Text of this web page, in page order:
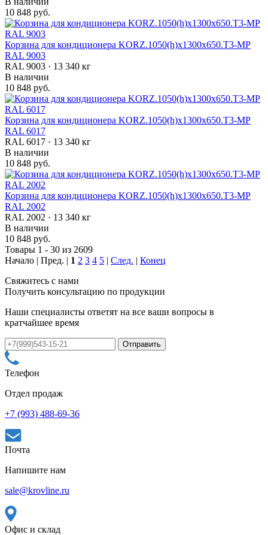
10 848 руб.
Корзина для кондиционера KORZ.1050(h)x1300x650.T3-MP
RAL 9003
RAL 9003 · 13 340 кг
В наличии
10 848 руб.
Корзина для кондиционера KORZ.1050(h)x1300x650.T3-MP
RAL 6017
RAL 6017 · 13 340 кг
В наличии
10 848 руб.
Корзина для кондиционера KORZ.1050(h)x1300x650.T3-MP
RAL 2002
RAL 2002 · 13 340 кг
В наличии
10 848 руб.
Товары 1 - 30 из 2609
Начало | Пред. | 1 2 3 4 5 | След. | Конец
Свяжитесь с нами
Получить консультацию по продукции
Наши специалисты ответят на все ваши вопросы в
кратчайшее время
Телефон
Отдел продаж
+7 (993) 488-69-36
Почта
Напишите нам
sale@krovline.ru
Офис и склад